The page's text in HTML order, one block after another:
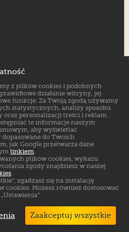
online. ©ButSklep.pl 2026
by: MediaAmbassador
z plików cookies i podobnych
działanie witryny, jej
funkcje. Za Twoją zgodą używamy
statystycznych, analizy sposobu
oraz personalizacji treści i reklam.
te informacje naszym
aby wyświetlać
do Twoich
jak Google przetwarza dane
linkiem.
plików cookies, wykazu
zgody znajdziesz w naszej
.
zgadzasz się na instalację
Możesz również dostosować
Zaakceptuj wszystkie